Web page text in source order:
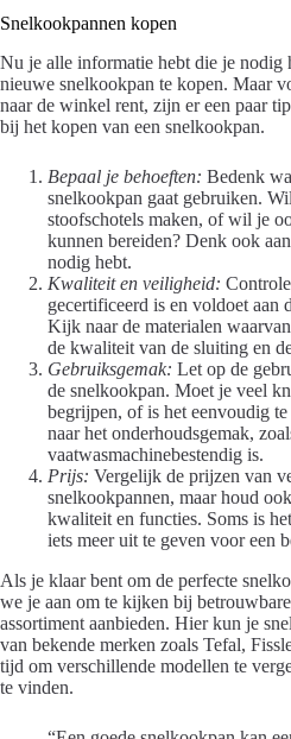
Snelkookpannen kopen
Nu je alle informatie hebt die je nodig
nieuwe snelkookpan te kopen. Maar
naar de winkel rent, zijn er een paar
bij het kopen van een snelkookpan.
Bepaal je behoeften: Bedenk
snelkookpan gaat gebruiken.
stoofschotels maken, of wil je
kunnen bereiden? Denk ook
nodig hebt.
Kwaliteit en veiligheid:
gecertificeerd is en voldoet aan
Kijk naar de materialen
de kwaliteit van de sluiting en
Gebruiksgemak: Let op de
de snelkookpan. Moet je veel
begrijpen, of is het eenvoudig
naar het onderhoudsgemak,
vaatwasmachinebestendig is.
Prijs: Vergelijk de prijzen van
snelkookpannen, maar houd
kwaliteit en functies. Soms is
iets meer uit te geven voor een
Als je klaar bent om de perfecte
we je aan om te kijken bij
assortiment aanbieden. Hier kun je
van bekende merken zoals Tefal,
tijd om verschillende modellen te
te vinden.